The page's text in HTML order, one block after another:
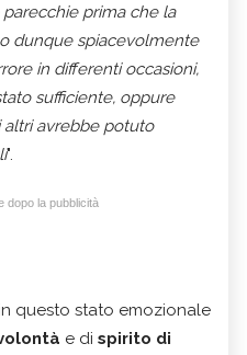
prima che la
dunque spiacevolmente
in differenti occasioni,
sufficiente, oppure
altri avrebbe potuto
".
dopo la pubblicità
questo stato emozionale
e di spirito di